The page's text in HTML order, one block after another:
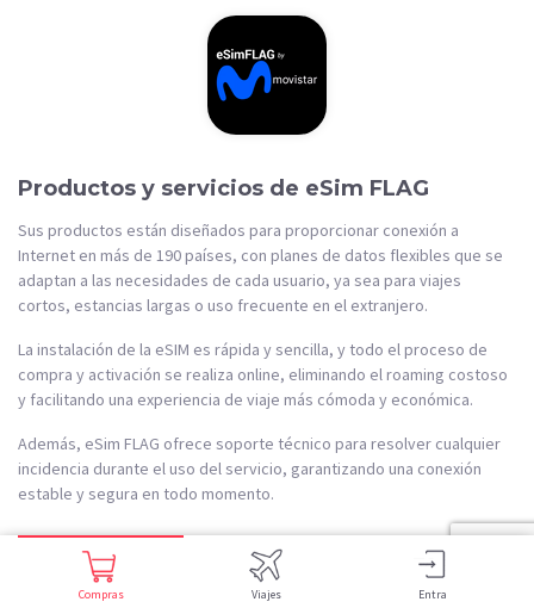
Compras Viajes Entra
Productos y servicios de eSim FLAG
Sus productos están diseñados para proporcionar conexión a
Internet en más de 190 países, con planes de datos flexibles que se
adaptan a las necesidades de cada usuario, ya sea para viajes
cortos, estancias largas o uso frecuente en el extranjero.
La instalación de la eSIM es rápida y sencilla, y todo el proceso de
compra y activación se realiza online, eliminando el roaming costoso
y facilitando una experiencia de viaje más cómoda y económica.
Además, eSim FLAG ofrece soporte técnico para resolver cualquier
incidencia durante el uso del servicio, garantizando una conexión
estable y segura en todo momento.